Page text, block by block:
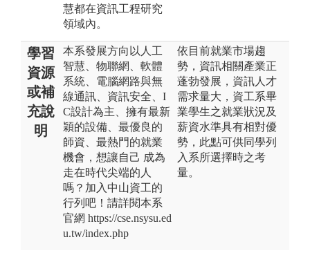
慧都在資訊工程研究
領域內。
學習
資源
或補
充說
明
本系發展方向以人工
智慧、物聯網、軟體
系統、電腦網路與無
線通訊、資訊安全、I
C設計為主、擁有最新
穎的設備、最優良的
師資、最熱門的就業
機會，想讓自己 成為
走在時代尖端的人
嗎？加入中山資工的
行列吧！請詳閱本系
官網 https://cse.nsysu.ed
u.tw/index.php
依目前就業市場趨
勢，資訊相關產業正
蓬勃發展，資訊人才
需求量大，資工系畢
業學生之就業狀況及
薪資水準具有相對優
勢，此點可供同學列
入系所選擇時之考
量。